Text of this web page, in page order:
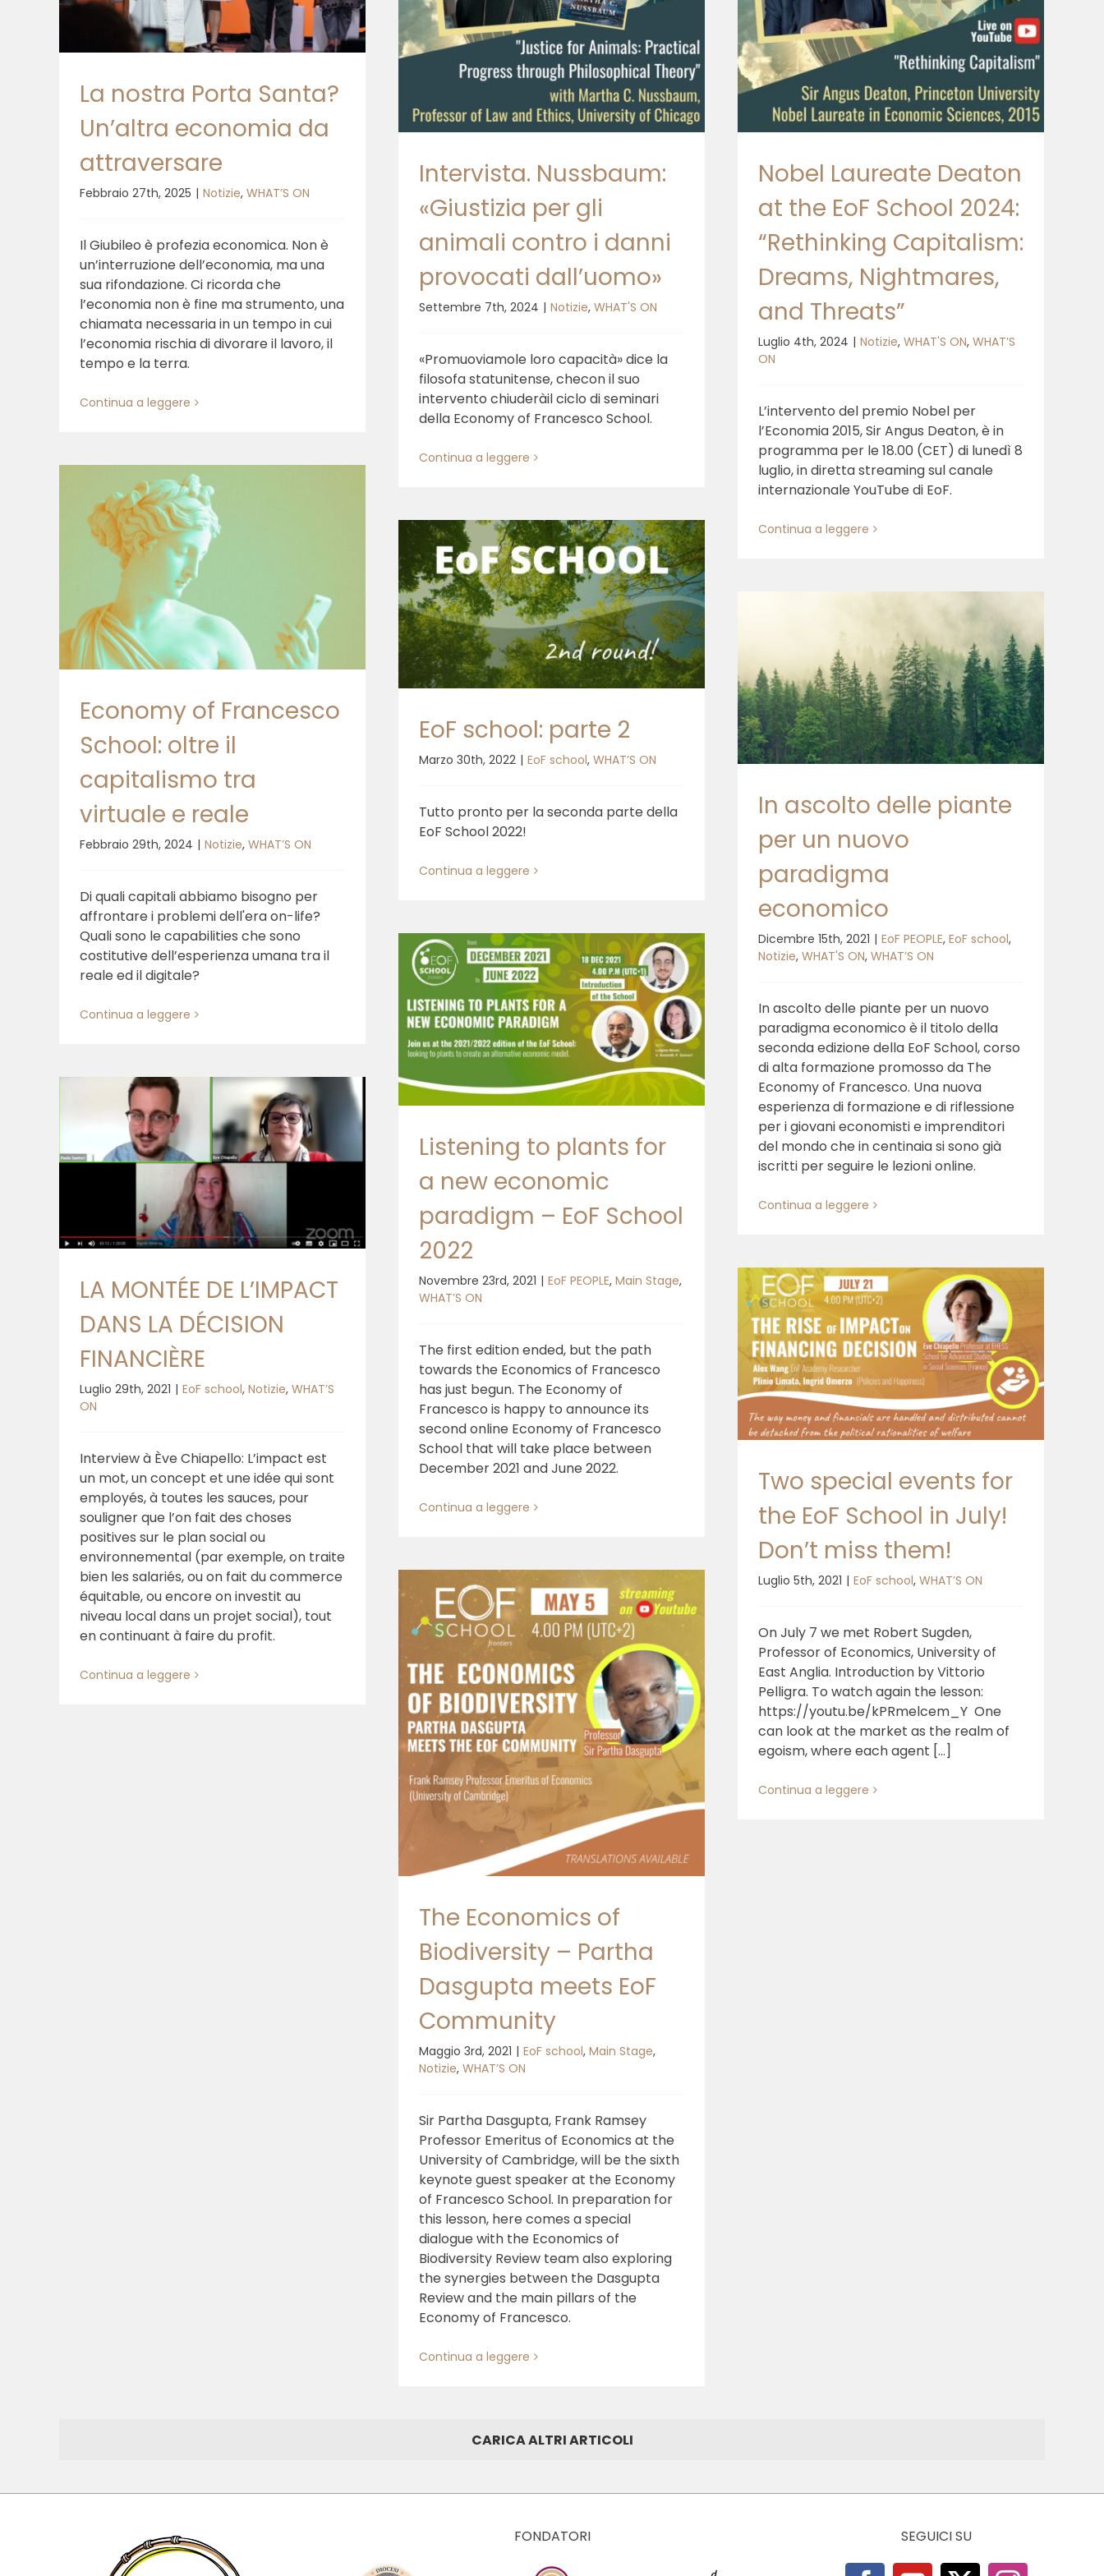
La nostra Porta Santa?
Un’altra economia da
attraversare
Febbraio 27th, 2025 | Notizie, WHAT’S ON
Il Giubileo è profezia economica. Non è
un’interruzione dell’economia, ma una
sua rifondazione. Ci ricorda che
l’economia non è fine ma strumento, una
chiamata necessaria in un tempo in cui
l’economia rischia di divorare il lavoro, il
tempo e la terra.
Continua a leggere
provocati dall’uomo»
Intervista. Nussbaum:
«Giustizia per gli
animali contro i danni
provocati dall’uomo»
Settembre 7th, 2024 | Notizie, WHAT'S ON
«Promuoviamole loro capacità» dice la
filosofa statunitense, checon il suo
intervento chiuderàil ciclo di seminari
della Economy of Francesco School.
Continua a leggere
Capitalism: Dreams,
Nightmares, and Threats”
Nobel Laureate Deaton
at the EoF School 2024:
“Rethinking Capitalism:
Dreams, Nightmares,
and Threats”
Luglio 4th, 2024 | Notizie, WHAT'S ON, WHAT’S
ON
L’intervento del premio Nobel per
l’Economia 2015, Sir Angus Deaton, è in
programma per le 18.00 (CET) di lunedì 8
luglio, in diretta streaming sul canale
internazionale YouTube di EoF.
Continua a leggere
Economy of Francesco
School: oltre il
capitalismo tra
virtuale e reale
Febbraio 29th, 2024 | Notizie, WHAT’S ON
Di quali capitali abbiamo bisogno per
affrontare i problemi dell'era on-life?
Quali sono le capabilities che sono
costitutive dell’esperienza umana tra il
reale ed il digitale?
Continua a leggere
EoF school: parte 2
EoF school: parte 2
Marzo 30th, 2022 | EoF school, WHAT’S ON
Tutto pronto per la seconda parte della
EoF School 2022!
Continua a leggere
In ascolto delle piante per un
In ascolto delle piante
per un nuovo
paradigma
economico
Dicembre 15th, 2021 | EoF PEOPLE, EoF school,
Notizie, WHAT'S ON, WHAT’S ON
In ascolto delle piante per un nuovo
paradigma economico è il titolo della
seconda edizione della EoF School, corso
di alta formazione promosso da The
Economy of Francesco. Una nuova
esperienza di formazione e di riflessione
per i giovani economisti e imprenditori
del mondo che in centinaia si sono già
iscritti per seguire le lezioni online.
Continua a leggere
Listening to plants for a new
Listening to plants for
a new economic
paradigm – EoF School
2022
Novembre 23rd, 2021 | EoF PEOPLE, Main Stage,
WHAT’S ON
The first edition ended, but the path
towards the Economics of Francesco
has just begun. The Economy of
Francesco is happy to announce its
second online Economy of Francesco
School that will take place between
December 2021 and June 2022.
Continua a leggere
LA MONTÉE DE L’IMPACT
DANS LA DÉCISION
FINANCIÈRE
Luglio 29th, 2021 | EoF school, Notizie, WHAT’S
ON
Interview à Ève Chiapello: L’impact est
un mot, un concept et une idée qui sont
employés, à toutes les sauces, pour
souligner que l’on fait des choses
positives sur le plan social ou
environnemental (par exemple, on traite
bien les salariés, ou on fait du commerce
équitable, ou encore on investit au
niveau local dans un projet social), tout
en continuant à faire du profit.
Continua a leggere
Two special events for the EoF
School in July! Don’t miss them!
Two special events for
the EoF School in July!
Don’t miss them!
Luglio 5th, 2021 | EoF school, WHAT’S ON
On July 7 we met Robert Sugden,
Professor of Economics, University of
East Anglia. Introduction by Vittorio
Pelligra. To watch again the lesson:
https://youtu.be/kPRmelcem_Y One
can look at the market as the realm of
egoism, where each agent [...]
Continua a leggere
The Economics of
Biodiversity – Partha
Dasgupta meets EoF
Community
Maggio 3rd, 2021 | EoF school, Main Stage,
Notizie, WHAT’S ON
Sir Partha Dasgupta, Frank Ramsey
Professor Emeritus of Economics at the
University of Cambridge, will be the sixth
keynote guest speaker at the Economy
of Francesco School. In preparation for
this lesson, here comes a special
dialogue with the Economics of
Biodiversity Review team also exploring
the synergies between the Dasgupta
Review and the main pillars of the
Economy of Francesco.
Continua a leggere
CARICA ALTRI ARTICOLI
FONDATORI SEGUICI SU